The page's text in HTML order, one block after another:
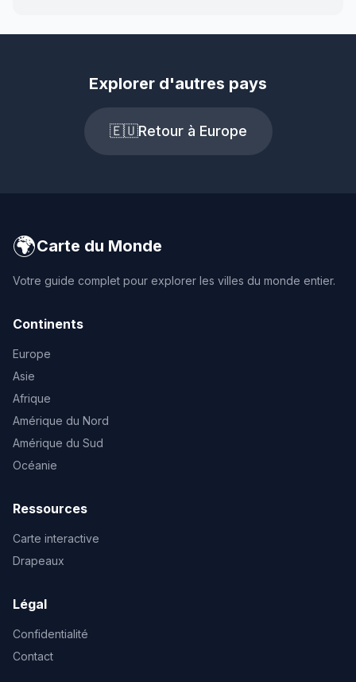
Explorer d'autres pays
🇪🇺Retour à Europe
🌍Carte du Monde
Votre guide complet pour explorer les villes du monde entier.
Continents
Europe
Asie
Afrique
Amérique du Nord
Amérique du Sud
Océanie
Ressources
Carte interactive
Drapeaux
Légal
Confidentialité
Contact